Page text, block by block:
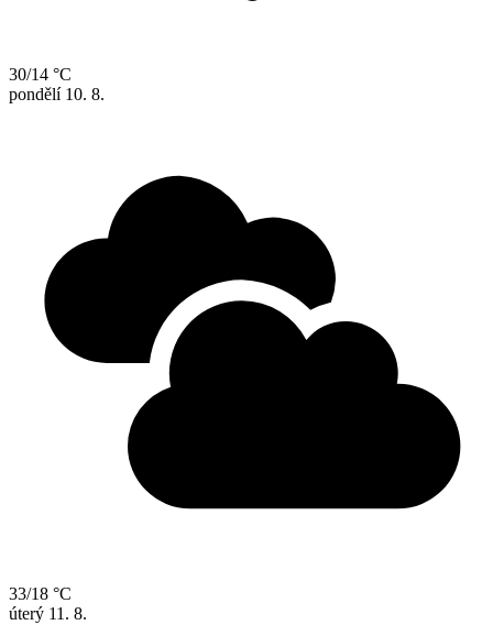
30/14 °C
pondělí 10. 8.
33/18 °C
úterý 11. 8.